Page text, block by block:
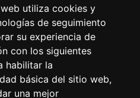
utiliza cookies y
de seguimiento
su experiencia de
con los siguientes
habilitar la
básica del sitio web,
una mejor
Bilbao